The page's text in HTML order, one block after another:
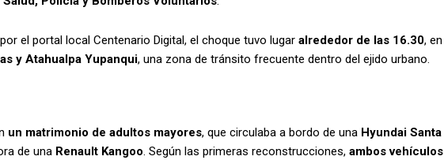
el portal local Centenario Digital, el choque tuvo lugar alrededor de las 16.30, en
y Atahualpa Yupanqui, una zona de tránsito frecuente dentro del ejido urbano.
un matrimonio de adultos mayores, que circulaba a bordo de una Hyundai Santa
de una Renault Kangoo. Según las primeras reconstrucciones, ambos vehículos